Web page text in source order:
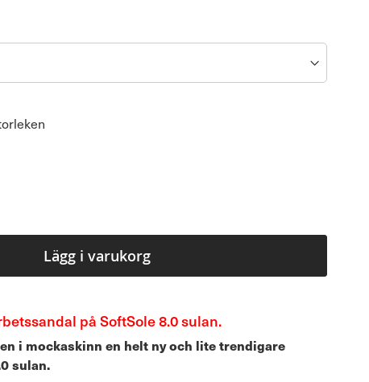
Lägg i varukorg
på SoftSole 8.0 sulan.
i mockaskinn en helt ny och lite trendigare
sulan.